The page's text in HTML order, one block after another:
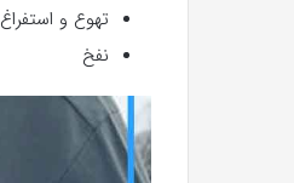
تهوع و استفراغ
نفخ